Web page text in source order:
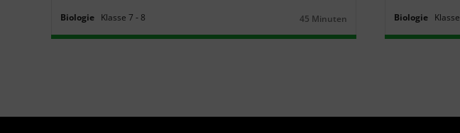
Biologie Klasse 7 ‐ 8
Dauer:
45 Minuten Biologie Klasse